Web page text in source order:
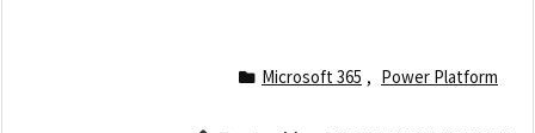
Microsoft 365 , Power Platform